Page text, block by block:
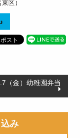
区）
（金）幼稚園弁当
み